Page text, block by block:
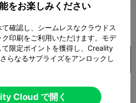
410
購入
 6 
をお楽しみください
確認し、シームレスなクラウドス
印刷をご利用いただけます。モデ
限定ポイントを獲得し、Creality
らなるサプライズをアンロックし
Cloud で開く